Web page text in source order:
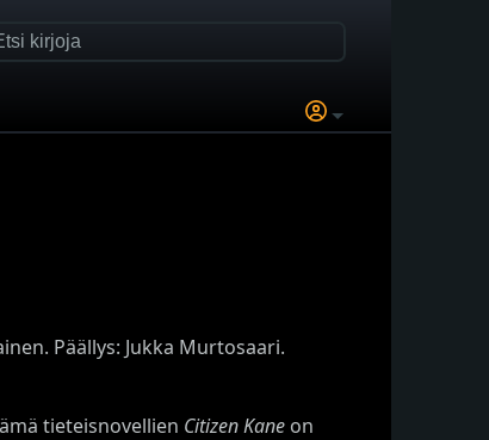
Päällys: Jukka Murtosaari.
tieteisnovellien Citizen Kane on